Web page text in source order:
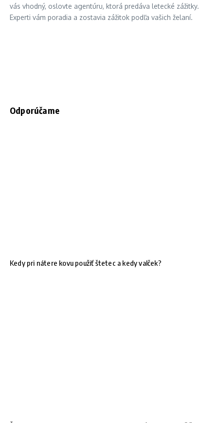
vás vhodný, oslovte agentúru, ktorá predáva letecké zážitky.
Experti vám poradia a zostavia zážitok podľa vašich želaní.
Odporúčame
Kedy pri nátere kovu použiť štetec a kedy valček?